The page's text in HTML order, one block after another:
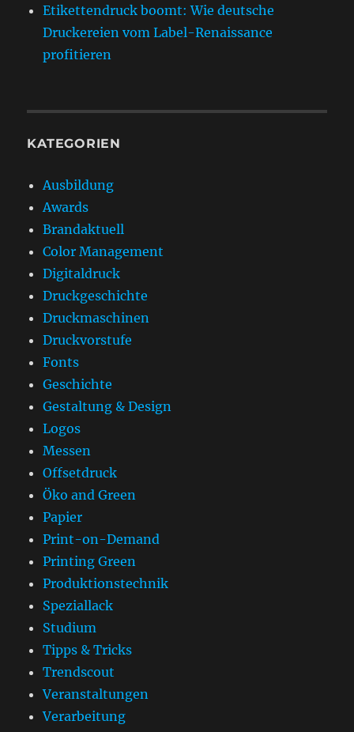
Etikettendruck boomt: Wie deutsche
Druckereien vom Label-Renaissance
profitieren
KATEGORIEN
Ausbildung
Awards
Brandaktuell
Color Management
Digitaldruck
Druckgeschichte
Druckmaschinen
Druckvorstufe
Fonts
Geschichte
Gestaltung & Design
Logos
Messen
Offsetdruck
Öko and Green
Papier
Print-on-Demand
Printing Green
Produktionstechnik
Speziallack
Studium
Tipps & Tricks
Trendscout
Veranstaltungen
Verarbeitung